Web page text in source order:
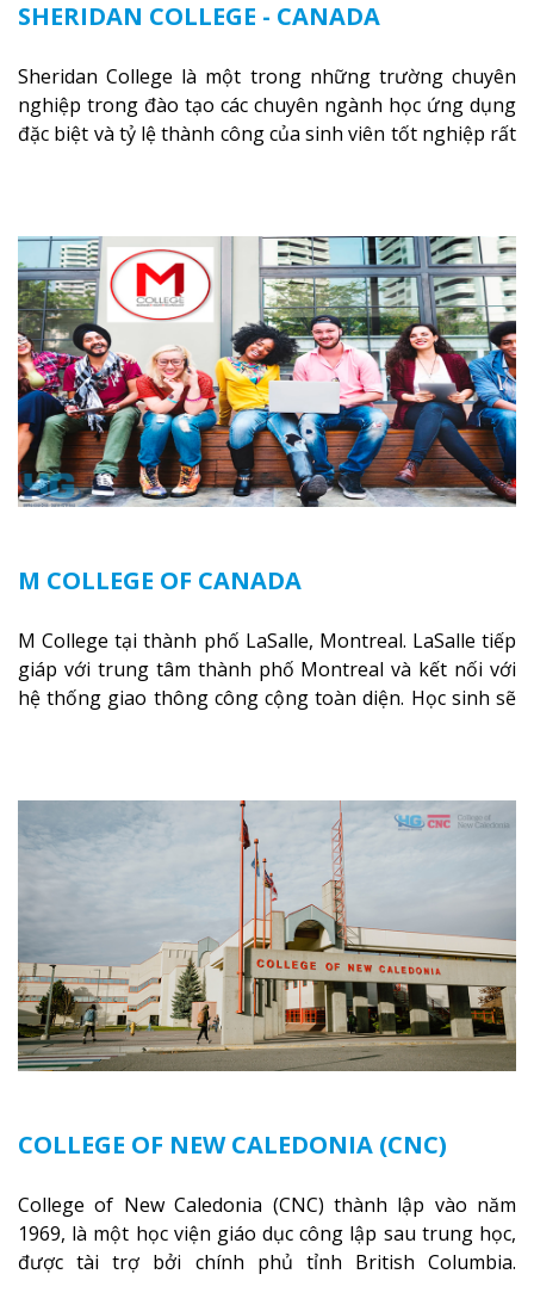
SHERIDAN COLLEGE - CANADA
Sheridan College là một trong những trường chuyên
nghiệp trong đào tạo các chuyên ngành học ứng dụng
đặc biệt và tỷ lệ thành công của sinh viên tốt nghiệp rất
vào các công việc của nghệ thuật thị giác và biểu diễn,
kinh doanh, các dịch vụ cộng đồng và ngành nghề kỹ
thuật.Xem thêm
M COLLEGE OF CANADA
M College tại thành phố LaSalle, Montreal. LaSalle tiếp
giáp với trung tâm thành phố Montreal và kết nối với
hệ thống giao thông công cộng toàn diện. Học sinh sẽ
phòng sinh viên rộng rãi được trang bị các trạm sạc
điện thoại di động, không gian xanh để sinh viên tận
hưởng và đỗ xe tại chỗ. Bên kia đường các trung tâm
mua sắm lớn được bao quanh bởi nhiều doanh nghiệp
nhỏ, M College of Canada sẽ mang đến cho sinh viên cơ
hội trải nghiệm những điều tốt nhất mà thành phố
Montreal mang lại.Xem thêm
COLLEGE OF NEW CALEDONIA (CNC)
College of New Caledonia (CNC) thành lập vào năm
1969, là một học viện giáo dục công lập sau trung học,
được tài trợ bởi chính phủ tỉnh British Columbia.